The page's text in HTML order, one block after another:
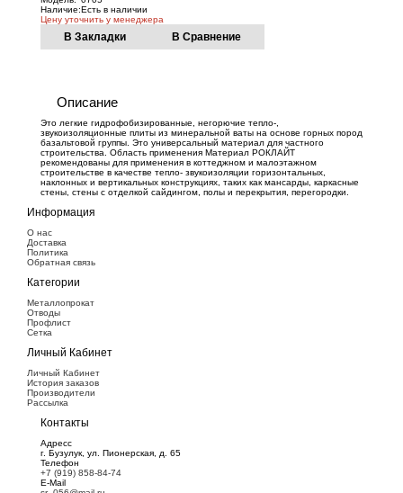
Наличие:Есть в наличии
Цену уточнить у менеджера
В Закладки В Сравнение
Описание
Это легкие гидрофобизированные, негорючие тепло-,
звукоизоляционные плиты из минеральной ваты на основе горных пород
базальтовой группы. Это универсальный материал для частного
строительства. Область применения Материал РОКЛАЙТ
рекомендованы для применения в коттеджном и малоэтажном
строительстве в качестве тепло- звукоизоляции горизонтальных,
наклонных и вертикальных конструкциях, таких как мансарды, каркасные
стены, стены с отделкой сайдингом, полы и перекрытия, перегородки.
Информация
О нас
Доставка
Политика
Обратная связь
Категории
Металлопрокат
Отводы
Профлист
Сетка
Личный Кабинет
Личный Кабинет
История заказов
Производители
Рассылка
Контакты
Адресс
г. Бузулук, ул. Пионерская, д. 65
Телефон
+7 (919) 858-84-74
E-Mail